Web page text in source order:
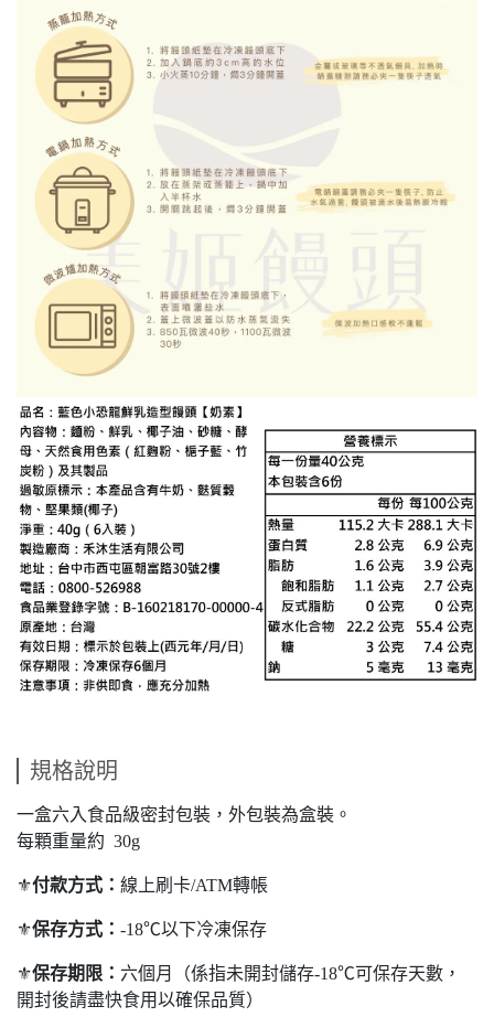
規格說明
一盒六入食品級密封包裝，外包裝為盒裝。
每顆重量約 30g
⚜️付款方式： 線上刷卡/ATM轉帳
⚜️保存方式： -18℃以下冷凍保存
⚜️保存期限： 六個月（係指未開封儲存-18℃可保存天數，
開封後請盡快食用以確保品質）